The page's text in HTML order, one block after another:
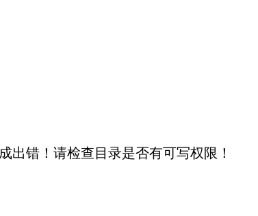
出错！请检查目录是否有可写权限！